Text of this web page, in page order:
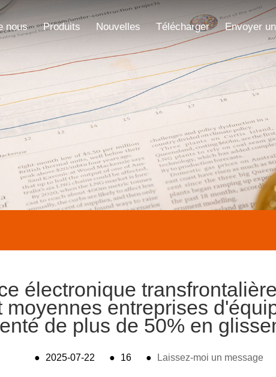
nous Produits Nouvelles Télécharger Envoyer
électronique
entreprises
de plus de 50% en
● 2025-07-22 ● 16 ● Laissez-moi un message